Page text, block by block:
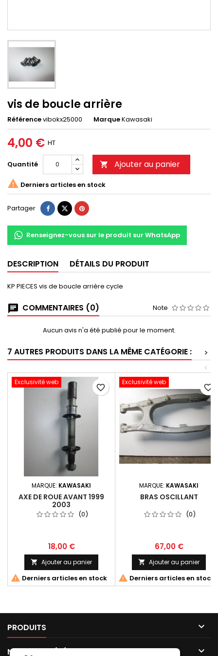
vis de boucle arrière
Référencevibokx25000 MarqueKawasaki
4,00 € HT
Quantité  Ajouter au panier
 Derniers articles en stock
Partager
Renseignez-vous sur le produit sur WhatsApp
DESCRIPTION DÉTAILS DU PRODUIT
KP PIECES vis de boucle arrière cycle
COMMENTAIRES (0) Note
Aucun avis n'a été publié pour le moment.
7 AUTRES PRODUITS DANS LA MÊME CATÉGORIE :
>
<
Exclusivité web
MARQUE: KAWASAKI
AXE DE ROUE AVANT 1999
2003
(0)
18,00 €
 Ajouter au panier
 Derniers articles en stock
favorite_border
Exclusivité web
MARQUE: KAWASAKI
BRAS OSCILLANT
(0)
67,00 €
 Ajouter au panier
 Derniers articles en stock
favorite_border
PRODUITS 
NOTRE SOCIÉTÉ 